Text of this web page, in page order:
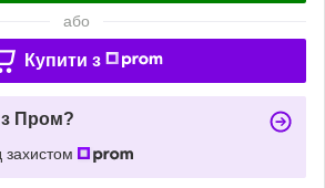
або
Купити з
з Пром?
захистом